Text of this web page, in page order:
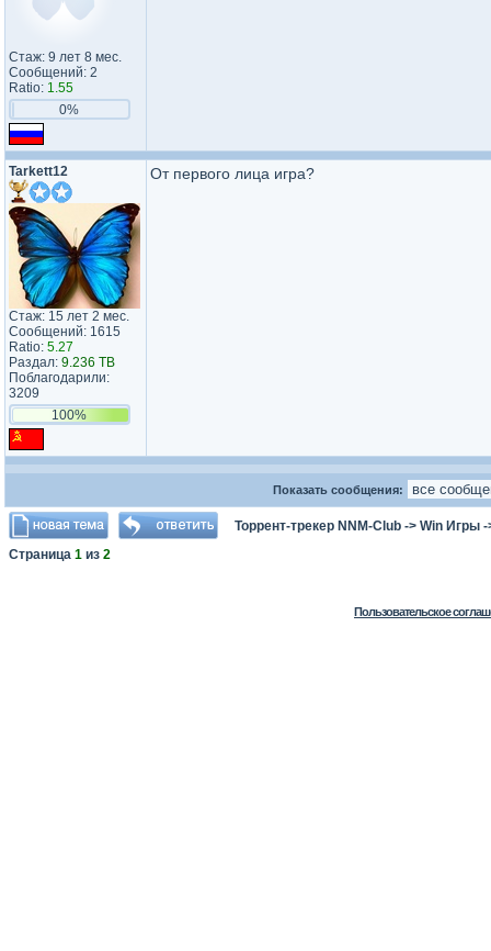
Стаж: 9 лет 8 мес.
Сообщений: 2
Ratio: 1.55
0%
Tarkett12
Стаж: 15 лет 2 мес.
Сообщений: 1615
Ratio: 5.27
Раздал: 9.236 TB
Поблагодарили:
3209
100%
От первого лица игра?
Показать сообщения:
Торрент-трекер NNM-Club -> Win Игры
Страница 1 из 2
Пользовательское